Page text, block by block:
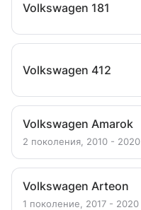
Volkswagen 181
Volkswagen 412
Volkswagen Amarok
2 поколения, 2010 - 2020
Volkswagen Arteon
1 поколение, 2017 - 2020